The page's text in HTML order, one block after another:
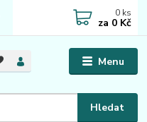
Menu
Hledat
0 ks
za 0 Kč